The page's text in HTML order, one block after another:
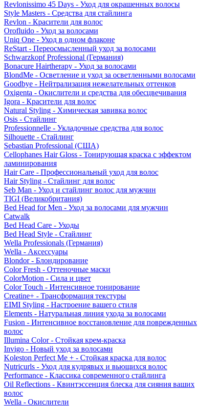
Revlonissimo 45 Days - Уход для окрашенных волосы
Style Masters - Средства для стайлинга
Revlon - Красители для волос
Orofluido - Уход за волосами
Uniq One - Уход в одном флаконе
ReStart - Переосмысленный уход за волосами
Schwarzkopf Professional (Германия)
Bonacure Hairtherapy - Уход за волосами
BlondMe - Осветление и уход за осветленными волосами
Goodbye - Нейтрализация нежелательных оттенков
Oxigenta - Окислители и средства для обесцвечивания
Igora - Красители для волос
Natural Styling - Химическая завивка волос
Osis - Стайлинг
Professionnelle - Укладочные средства для волос
Silhouette - Стайлинг
Sebastian Professional (США)
Cellophanes Hair Gloss - Тонирующая краска с эффектом
ламинирования
Hair Care - Профессиональный уход для волос
Hair Styling - Стайлинг для волос
Seb Man - Уход и стайлинг волос для мужчин
TIGI (Великобритания)
Bed Head for Men - Уход за волосами для мужчин
Catwalk
Bed Head Care - Уходы
Bed Head Style - Стайлинг
Wella Professionals (Германия)
Wella - Аксессуары
Blondor - Блондирование
Color Fresh - Оттеночные маски
ColorMotion - Сила и цвет
Color Touch - Интенсивное тонирование
Creatine+ - Трансформация текстуры
EIMI Styling - Настроение вашего стиля
Elements - Натуральная линия ухода за волосами
Fusion - Интенсивное восстановление для поврежденных
волос
Illumina Color - Стойкая крем-краска
Invigo - Новый уход за волосами
Koleston Perfect Me + - Стойкая краска для волос
Nutricurls - Уход для кудрявых и вьющихся волос
Performance - Классика современного стайлинга
Oil Reflections - Квинтэссенция блеска для сияния ваших
волос
Wella - Окислители